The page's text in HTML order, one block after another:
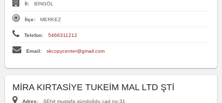
İl: BİNGÖL
İlçe: MERKEZ
Telefon: 5466311212
Email: skcopycenter@gmail.com
MİRA KIRTASİYE TUKEİM MAL LTD ŞTİ
Adres: ŞEhit mustafa gündoğdu cad no:31